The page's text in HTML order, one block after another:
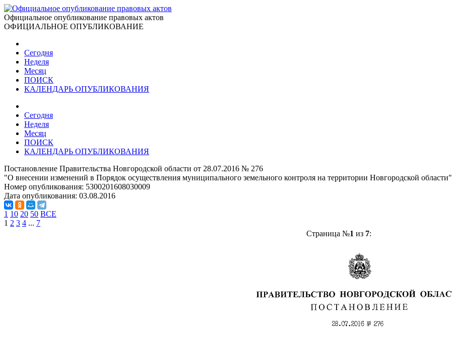
Официальное опубликование правовых актов
ОФИЦИАЛЬНОЕ ОПУБЛИКОВАНИЕ
Сегодня
Неделя
Месяц
ПОИСК
КАЛЕНДАРЬ ОПУБЛИКОВАНИЯ
Сегодня
Неделя
Месяц
ПОИСК
КАЛЕНДАРЬ ОПУБЛИКОВАНИЯ
Постановление Правительства Новгородской области от 28.07.2016 № 276
"О внесении изменений в Порядок осуществления муниципального земельного контроля на территории Новгородской области"
Номер опубликования: 5300201608030009
Дата опубликования: 03.08.2016
1 10 20 50 ВСЕ
1 2 3 4 ... 7
Страница №1 из 7: